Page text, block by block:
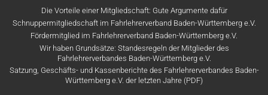
Die Vorteile einer Mitgliedschaft: Gute Argumente dafür
Schnuppermitgliedschaft im Fahrlehrerverband Baden-Württemberg e.V.
Fördermitglied im Fahrlehrerverband Baden-Württemberg e.V.
Wir haben Grundsätze: Standesregeln der Mitglieder des
Fahrlehrerverbandes Baden-Württemberg e.V.
Satzung, Geschäfts- und Kassenberichte des Fahrlehrerverbandes Baden-
Württemberg e.V. der letzten Jahre (PDF)